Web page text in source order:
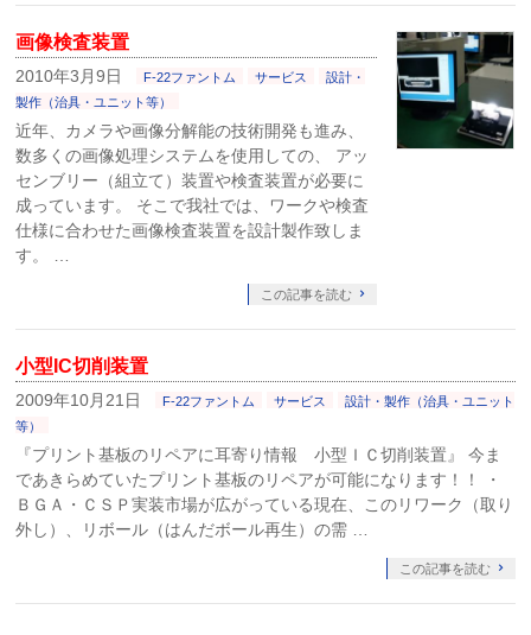
画像検査装置
2010年3月9日 F-22ファントム サービス
設計・
製作（治具・ユニット等）
近年、カメラや画像分解能の技術開発も進み、
数多くの画像処理システムを使用しての、 アッ
センブリー（組立て）装置や検査装置が必要に
成っています。 そこで我社では、ワークや検査
仕様に合わせた画像検査装置を設計製作致しま
す。 …
この記事を読む
小型IC切削装置
2009年10月21日 F-22ファントム サービス
設計・製作（治具・ユニット
等）
『プリント基板のリペアに耳寄り情報 小型ＩＣ切削装置』 今ま
であきらめていたプリント基板のリペアが可能になります！！ ・
ＢＧＡ・ＣＳＰ実装市場が広がっている現在、このリワーク（取り
外し）、リボール（はんだボール再生）の需 …
この記事を読む